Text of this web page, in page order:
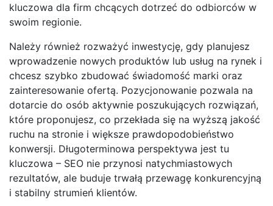
kluczowa dla firm chcących dotrzeć do odbiorców w
swoim regionie.
Należy również rozważyć inwestycję, gdy planujesz
wprowadzenie nowych produktów lub usług na rynek i
chcesz szybko zbudować świadomość marki oraz
zainteresowanie ofertą. Pozycjonowanie pozwala na
dotarcie do osób aktywnie poszukujących rozwiązań,
które proponujesz, co przekłada się na wyższą jakość
ruchu na stronie i większe prawdopodobieństwo
konwersji. Długoterminowa perspektywa jest tu
kluczowa – SEO nie przynosi natychmiastowych
rezultatów, ale buduje trwałą przewagę konkurencyjną
i stabilny strumień klientów.